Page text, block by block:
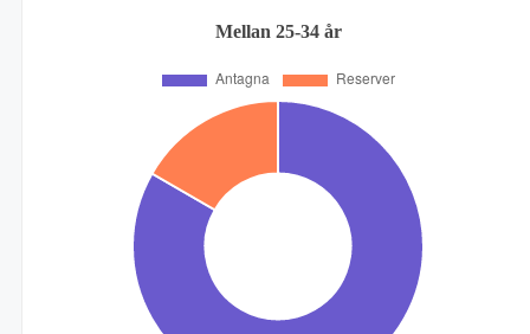
Mellan 25-34 år